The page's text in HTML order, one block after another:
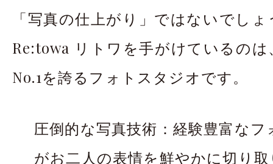
「写真の仕上がり」ではないでし
Re:towa リトワを手がけているのは
No.1を誇るフォトスタジオです。
圧倒的な写真技術：経験豊富な
がお二人の表情を鮮やかに切り